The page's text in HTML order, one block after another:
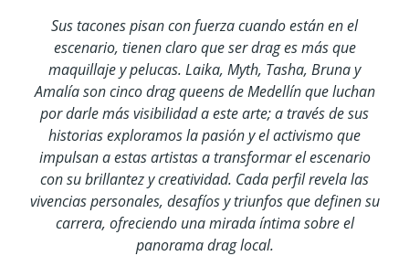
Sus tacones pisan con fuerza cuando están en el
escenario, tienen claro que ser drag es más que
maquillaje y pelucas. Laika, Myth, Tasha, Bruna y
Amalía son cinco drag queens de Medellín que luchan
por darle más visibilidad a este arte; a través de sus
historias exploramos la pasión y el activismo que
impulsan a estas artistas a transformar el escenario
con su brillantez y creatividad. Cada perfil revela las
vivencias personales, desafíos y triunfos que definen su
carrera, ofreciendo una mirada íntima sobre el
panorama drag local.